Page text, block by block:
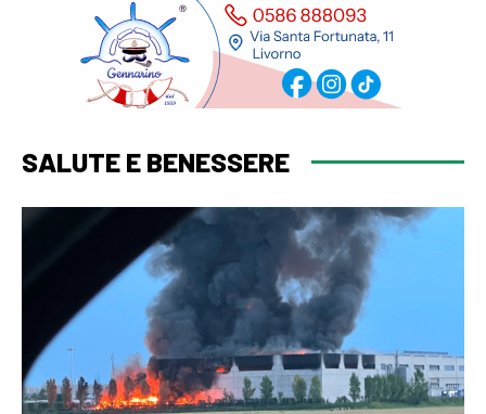
SALUTE E BENESSERE